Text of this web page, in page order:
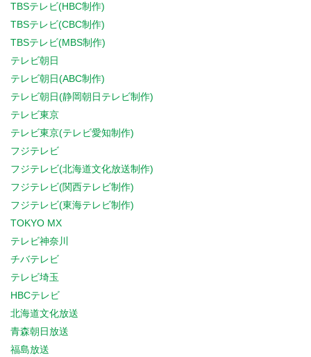
TBSテレビ(HBC制作)
TBSテレビ(CBC制作)
TBSテレビ(MBS制作)
テレビ朝日
テレビ朝日(ABC制作)
テレビ朝日(静岡朝日テレビ制作)
テレビ東京
テレビ東京(テレビ愛知制作)
フジテレビ
フジテレビ(北海道文化放送制作)
フジテレビ(関西テレビ制作)
フジテレビ(東海テレビ制作)
TOKYO MX
テレビ神奈川
チバテレビ
テレビ埼玉
HBCテレビ
北海道文化放送
青森朝日放送
福島放送